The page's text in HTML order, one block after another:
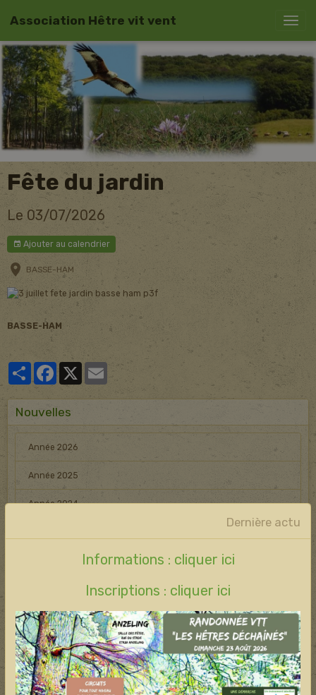
Association Hêtre vit vent
Fête du jardin
Le 03/07/2026
Ajouter au calendrier
BASSE-HAM
BASSE-HAM
PartagerFacebook
Nouvelles
Année 2026
Année 2025
Année 2024
Elu : préserver les boisements
Protéger les arbres
Construire un nichoir
Jardins et canicule
Dernière actu
Informations : cliquer ici
Inscriptions : cliquer ici